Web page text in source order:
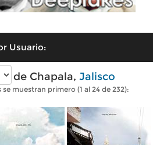
Usuario:
de Chapala, Jalisco
muestran primero (1 al 24 de 232):